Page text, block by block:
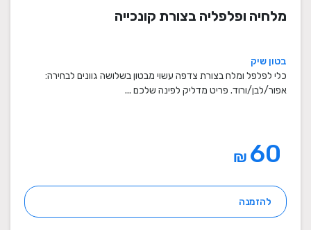
מלחיה ופלפליה בצורת קונכייה
בטון שיק
כלי לפלפל ומלח בצורת צדפה עשוי מבטון בשלושה גוונים לבחירה:
אפור/לבן/ורוד. פריט מדליק לפינה שלכם ...
₪
להזמנה